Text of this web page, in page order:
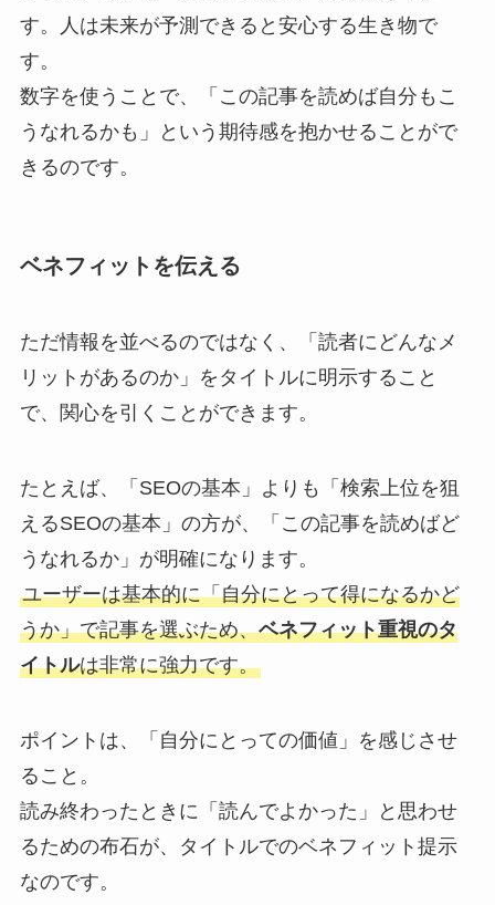
す。人は未来が予測できると安心する生き物で
す。
数字を使うことで、「この記事を読めば自分もこ
うなれるかも」という期待感を抱かせることがで
きるのです。
ベネフィットを伝える
ただ情報を並べるのではなく、「読者にどんなメ
リットがあるのか」をタイトルに明示すること
で、関心を引くことができます。
たとえば、「SEOの基本」よりも「検索上位を狙
えるSEOの基本」の方が、「この記事を読めばど
うなれるか」が明確になります。
ユーザーは基本的に「自分にとって得になるかど
うか」で記事を選ぶため、ベネフィット重視のタ
イトルは非常に強力です。
ポイントは、「自分にとっての価値」を感じさせ
ること。
読み終わったときに「読んでよかった」と思わせ
るための布石が、タイトルでのベネフィット提示
なのです。